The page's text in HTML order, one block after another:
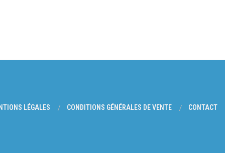
LÉGALES CONDITIONS GÉNÉRALES DE VENTE CONTACT